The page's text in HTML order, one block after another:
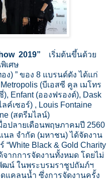
2019”
เริ่มต้นขึ้นด้วย
เศษ
ง) ” ของ 8 แบรนด์ดัง ได้แก่
(บีเอสซี คูล เมโทร
), Enfant (อองฟรองต์), Dask
ค์เซอร์) , Louis Fontaine
(สตรีมไลน์)
ปลายเดือนพฤษภาคมปี 2560
นล จำกัด (มหาชน) ได้จัดงาน
Black & Gold Charity
จากการจัดงานทั้งหมด โดยไม่
น์ ในพระบรมราชูปถัมภ์ฯ
แคลนน้ำ ซึ่งการจัดงานครั้ง